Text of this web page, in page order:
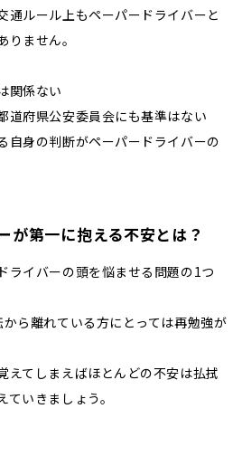
通ルール上もペーパードライバーと
ません。
関係ない
道府県公安委員会にも基準はない
自身の判断がペーパードライバーの
が第一に抱える不安とは？
ライバーの頭を悩ませる問題の1つ
ら離れている方にとっては再勉強が
えてしまえばほとんどの不安は払拭
いきましょう。